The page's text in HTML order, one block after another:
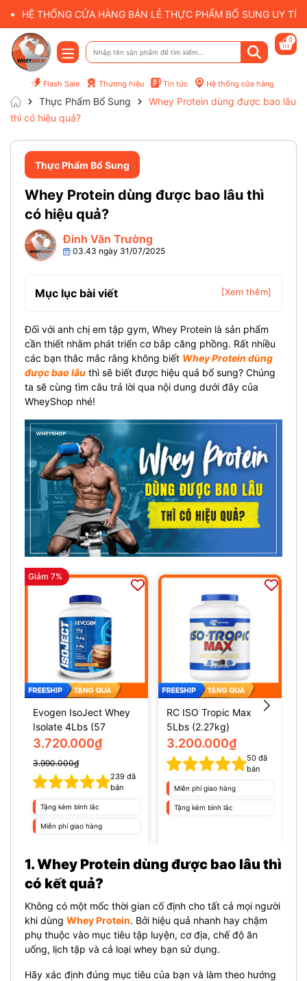
HỆ THỐNG CỬA HÀNG BÁN LẺ THỰC PHẨM BỔ SUNG UY
Flash Sale Thương hiệu Tin tức Hệ thống cửa hàng
0
Thực Phẩm Bổ Sung
Whey Protein dùng được bao lâu
thì có hiệu quả?
Thực Phẩm Bổ Sung
Whey Protein dùng được bao lâu thì
có hiệu quả?
Đinh Văn Trường
03.43 ngày 31/07/2025
Mục lục bài viết [Xem thêm]
Đối với anh chị em tập gym, Whey Protein là sản phẩm
cần thiết nhằm phát triển cơ bắp căng phồng. Rất nhiều
các bạn thắc mắc rằng không biết Whey Protein dùng
được bao lâu thì sẽ biết được hiệu quả bổ sung? Chúng
ta sẽ cùng tìm câu trả lời qua nội dung dưới đây của
WheyShop nhé!
Giảm 7%
Evogen IsoJect Whey
Isolate 4Lbs (57
servings)
3.720.000₫
3.990.000₫
239 đã
bán
Tặng kèm bình lắc
Miễn phí giao hàng
RC ISO Tropic Max
5Lbs (2.27kg)
3.200.000₫
50 đã
bán
Miễn phí giao hàng
Tặng kèm bình lắc
1. Whey Protein dùng được bao lâu thì
có kết quả?
Không có một mốc thời gian cố định cho tất cả mọi người
khi dùng Whey Protein. Bởi hiệu quả nhanh hay chậm
phụ thuộc vào mục tiêu tập luyện, cơ địa, chế độ ăn
uống, lịch tập và cả loại whey bạn sử dụng.
Hãy xác định đúng mục tiêu của bạn và làm theo hướng